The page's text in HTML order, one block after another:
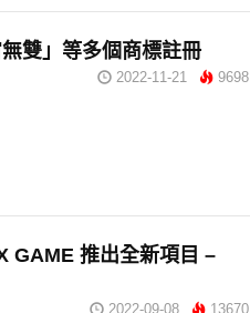
雙」等多個商標註冊
2022-11-21 9698
GAME 推出全新項目 –
2022-09-08 13670